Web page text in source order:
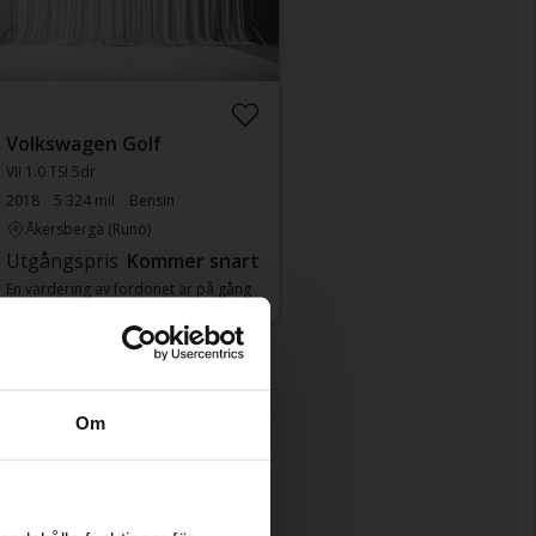
Om
Volkswagen Golf
VII 1.0 TSI 5dr
2018
5 324 mil
Bensin
Åkersberga (Runö)
Utgångspris Kommer snart
En värdering av fordonet är på gång